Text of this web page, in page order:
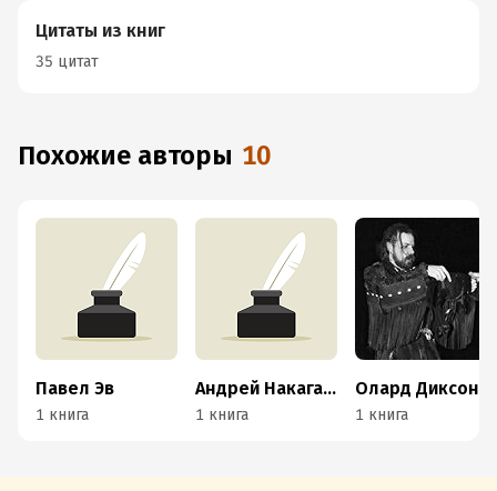
Цитаты из книг
35 цитат
Похожие авторы 10
Павел Эв
1 книга
Андрей Накагава
1 книга
Олард Диксон
1 книга